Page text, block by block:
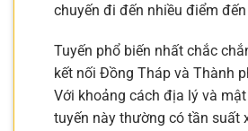
chuyến đi đến nhiều điểm
Tuyến phổ biến nhất chắc
kết nối Đồng Tháp và Thành
Với khoảng cách địa lý và
tuyến này thường có tần suất